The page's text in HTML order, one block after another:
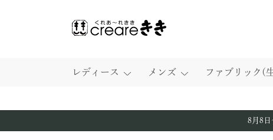
レディース
ショルダーバッグ
メンズ
ショルダーバッグ
ファブリック(
ファブリック（生地）
壺渋逸品
ケア製品
8月8日